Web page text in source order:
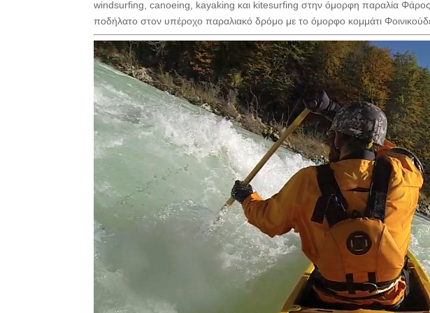
windsurfing, canoeing, kayaking και kitesurfing στην όμορφη παραλία
ποδήλατο στον υπέροχο παραλιακό δρόμο με το όμορφο κομμάτι